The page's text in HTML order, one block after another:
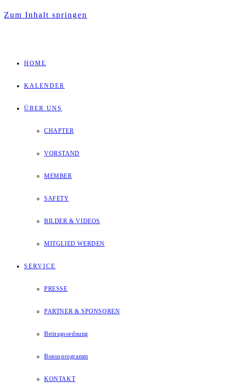
Zum Inhalt springen
HOME
KALENDER
ÜBER UNS
CHAPTER
VORSTAND
MEMBER
SAFETY
BILDER & VIDEOS
MITGLIED WERDEN
SERVICE
PRESSE
PARTNER & SPONSOREN
Beitragsordnung
Bonusprogramm
KONTAKT